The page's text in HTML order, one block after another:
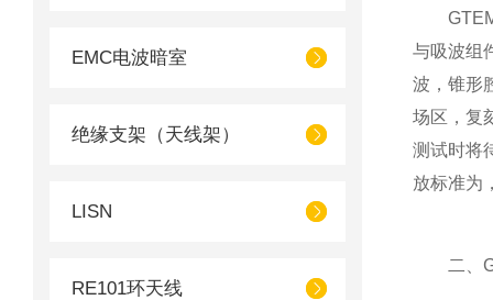
EMC电波暗室
绝缘支架（天线架）
LISN
RE101环天线
GTEM
与吸波组
波，锥形
场区，复
测试时将
放标准为
二、